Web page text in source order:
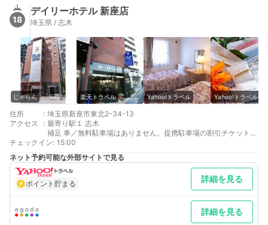
18
デイリーホテル 新座店
埼玉県 / 志木
じゃらん 楽天トラベル Yahoo!トラベル Yahoo!トラベル
住所 : 埼玉県新座市東北2-34-13
アクセス
: 最寄り駅１ 志木
補足 車／無料駐車場はありません。提携駐車場の割引チケットを
ご用意しております。詳細は店舗まで直接お問い合わせくださ
い。大型車の駐車はできません。
チェックイン: 15:00
ネット予約可能な外部サイトで見る
ポイント貯まる 詳細を見る
詳細を見る